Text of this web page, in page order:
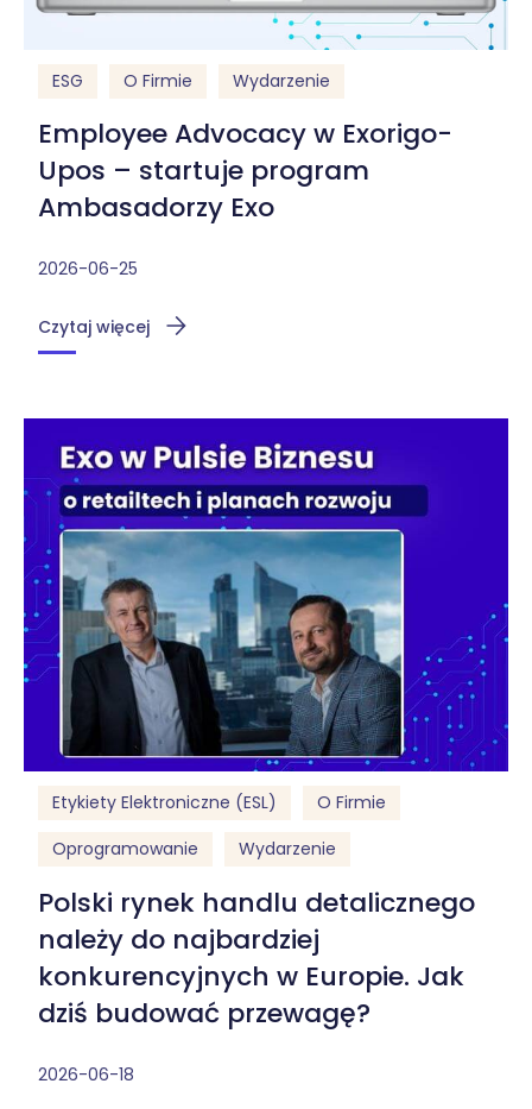
ESG O Firmie Wydarzenie
Employee Advocacy w Exorigo-
Upos – startuje program
Ambasadorzy Exo
2026-06-25
Czytaj więcej
Etykiety Elektroniczne (ESL)
O Firmie
Oprogramowanie
Wydarzenie
Polski rynek handlu detalicznego
należy do najbardziej
konkurencyjnych w Europie. Jak
dziś budować przewagę?
2026-06-18